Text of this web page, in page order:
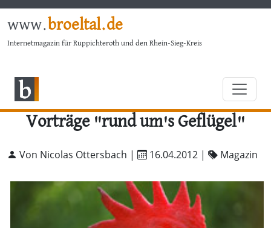
www.broeltal.de
Internetmagazin für Ruppichteroth und den Rhein-Sieg-Kreis
Vorträge "rund um's Geflügel"
Von Nicolas Ottersbach | 16.04.2012 | Magazin